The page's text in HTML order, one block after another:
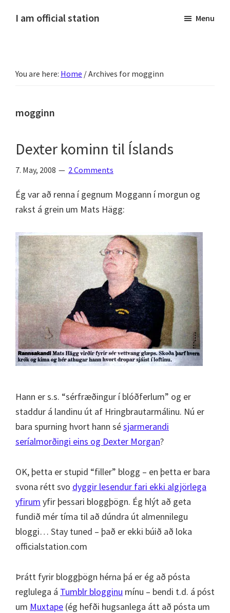
I am official station
fréttir
og
skemmtilegt
:)
Menu
You are here: Home /Archives for mogginn
mogginn
Dexter kominn til Íslands
7. May, 2008 2 Comments
Ég var að renna í gegnum Moggann í morgun og
rakst á grein um Mats Hägg:
Hann er s.s. “sérfræðingur í blóðferlum” og er
staddur á landinu út af Hringbrautarmálinu. Nú er
bara spurning hvort hann sésjarmerandi
seríalmorðingi eins og Dexter Morgan?
OK, þetta er stupid “filler” blogg – en þetta er bara
svona rétt svo dyggir lesendur fari ekki algjörlega
yfirum yfir þessari bloggþögn. Ég hlýt að geta
fundið mér tíma til að dúndra út almennilegu
bloggi… Stay tuned – það er ekki búið að loka
officialstation.com
Þrátt fyrir bloggþögn hérna þá er ég að pósta
reglulega á Tumblr blogginu mínu – bendi t.d. á póst
um Muxtape (ég hefði hugsanlega átt að pósta um